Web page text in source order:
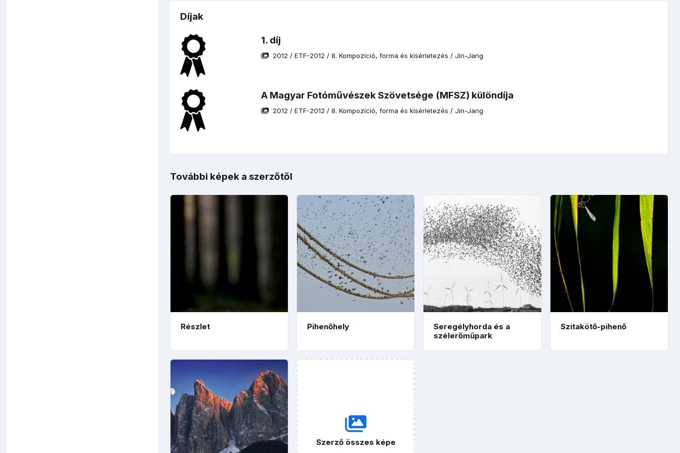
Díjak
1. díj
2012 / ETF-2012 / 8. Kompozíció, forma és kísérletezés / Jin-Jang
A Magyar Fotóművészek Szövetsége (MFSZ) különdíja
2012 / ETF-2012 / 8. Kompozíció, forma és kísérletezés / Jin-Jang
További képek a szerzőtől
Részlet Pihenőhely
Seregélyhorda és a
szélerőműpark
Szitakötő-pihenő
Szerző összes képe